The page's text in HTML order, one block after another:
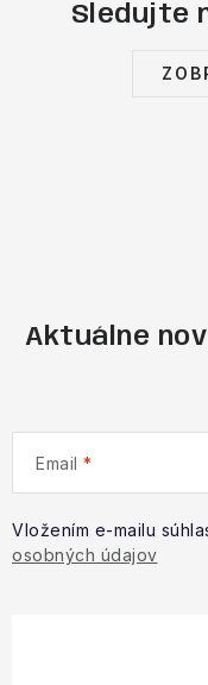
Sledujte
Aktuálne
Email
Vložením e-mailu
osobných údajov